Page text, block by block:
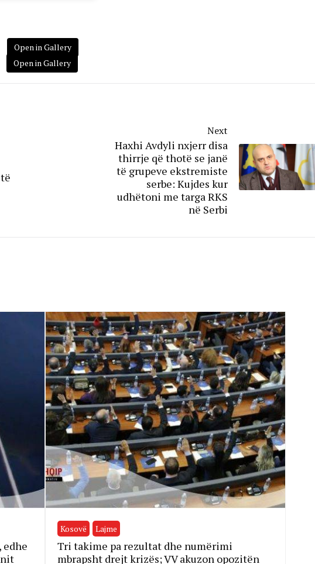
Open in Gallery
Open in Gallery
Next
Haxhi Avdyli nxjerr disa
thirrje që thotë se janë
të grupeve ekstremiste
serbe: Kujdes kur
udhëtoni me targa RKS
në Serbi
Kosovë Lajme
Tri takime pa rezultat dhe numërimi
mbrapsht drejt krizës; VV akuzon opozitën